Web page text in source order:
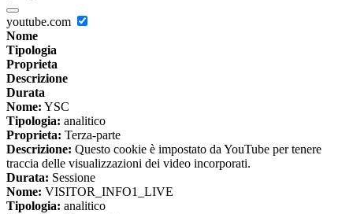
youtube.com
Nome
Tipologia
Proprieta
Descrizione
Durata
Nome: YSC
Tipologia: analitico
Proprieta: Terza-parte
Descrizione: Questo cookie è impostato da YouTube per tenere
traccia delle visualizzazioni dei video incorporati.
Durata: Sessione
Nome: VISITOR_INFO1_LIVE
Tipologia: analitico